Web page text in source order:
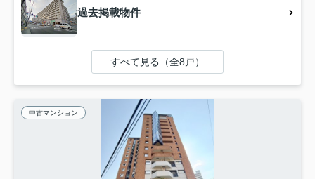
過去掲載物件
すべて見る（全8戸）
中古マンション